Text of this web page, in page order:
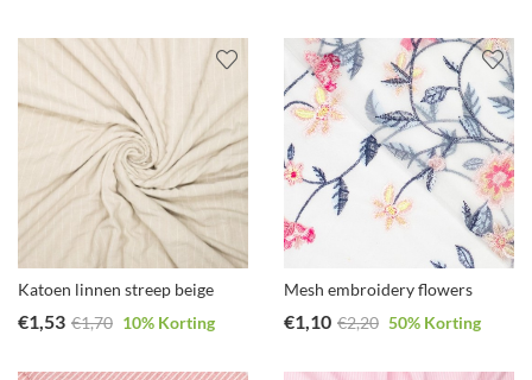
Katoen linnen streep beige
€1,53 €1,70 10% Korting
Mesh embroidery flowers
€1,10 €2,20 50% Korting